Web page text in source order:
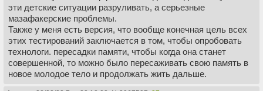
эти детские ситуации разруливать, а серьезные
мазафакерские проблемы.
Также у меня есть версия, что вообще конечная цель всех
этих тестирований заключается в том, чтобы опробовать
технологи. пересадки памяти, чтобы когда она станет
совершенной, то можно было пересаживать свою память в
новое молодое тело и продолжать жить дальше.